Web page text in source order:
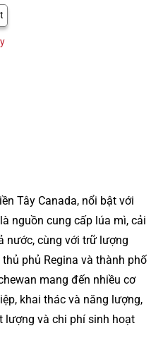
Tây Canada, nổi bật với
nguồn cung cấp lúa mì, cải
nước, cùng với trữ lượng
phủ Regina và thành phố
mang đến nhiều cơ
khai thác và năng lượng,
lượng và chi phí sinh hoạt